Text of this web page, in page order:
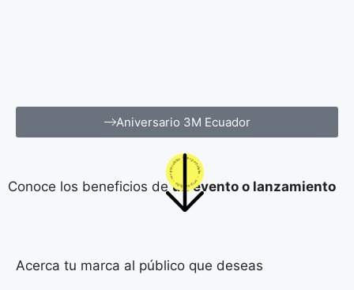
Aniversario 3M Ecuador
Conoce los beneficios deun evento o lanzamiento
Acerca tu marca al público que deseas